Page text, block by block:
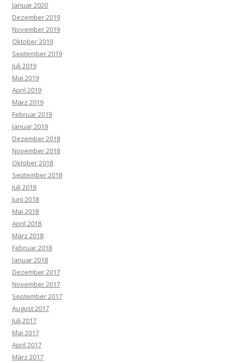
Januar 2020
Dezember 2019
November 2019
Oktober 2019
September 2019
Juli 2019
Mai 2019
April 2019
März 2019
Februar 2019
Januar 2019
Dezember 2018
November 2018
Oktober 2018
September 2018
Juli 2018
Juni 2018
Mai 2018
April 2018
März 2018
Februar 2018
Januar 2018
Dezember 2017
November 2017
September 2017
August 2017
Juli 2017
Mai 2017
April 2017
März 2017